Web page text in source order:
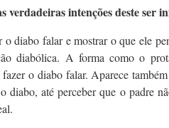
verdadeiras intenções deste ser
diabo falar e mostrar o que ele
diabólica. A forma como o
o diabo falar. Aparece
diabo, até perceber que o padre